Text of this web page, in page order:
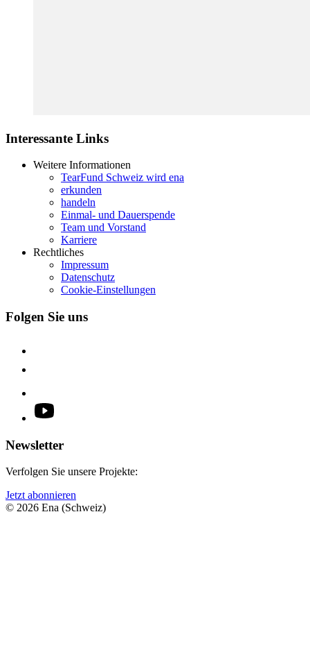
Interessante Links
Weitere Informationen
TearFund Schweiz wird ena
erkunden
handeln
Einmal- und Dauerspende
Team und Vorstand
Karriere
Rechtliches
Impressum
Datenschutz
Cookie-Einstellungen
Folgen Sie uns
Newsletter
Verfolgen Sie unsere Projekte:
Jetzt abonnieren
© 2026 Ena (Schweiz)